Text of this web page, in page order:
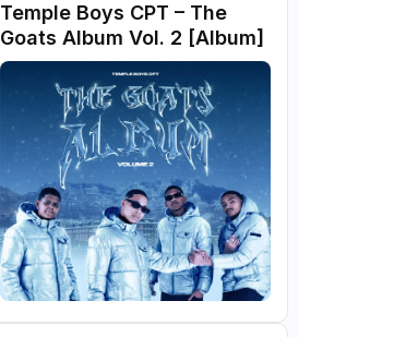
Temple Boys CPT – The
Goats Album Vol. 2 [Album]